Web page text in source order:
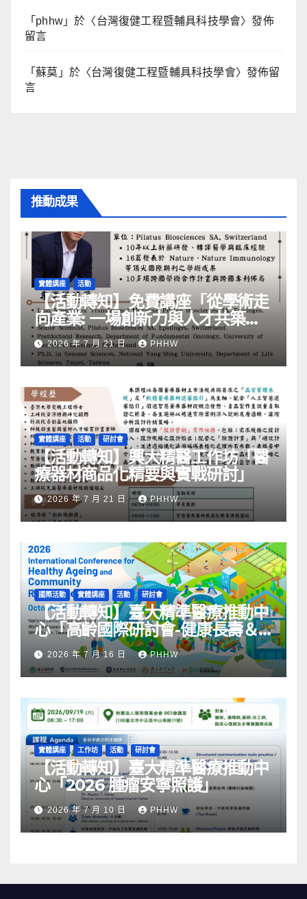
「 phhw 」於〈台灣復健工程暨輔具科技學會〉發佈
留言
「蘇莫 」於〈台灣復健工程暨輔具科技學會〉發佈留
言
推動成果
實體講座 活動
【活動轉知】免費講座「從學術走
向產業: ⼀場創新力與⼈才共築的
旅程」
2026 年 7 月 21 日 PHHW
實體講座 活動 研討會
【活動轉知】興大精醫工作坊「醫
療器材商品化精要與實戰研討」
2026 年 7 月 21 日 PHHW
國際活動 實體講座 活動 研討會
【活動轉知】臺大精準醫療推動中
心「高齡國際研討會-健康長壽＆
社區韌性」
2026 年 7 月 16 日 PHHW
實體講座 工作坊 活動 研討會
【活動轉知】臺大精準醫療推動中
心「2026 腫瘤安寧照護」
2026 年 7 月 10 日 PHHW